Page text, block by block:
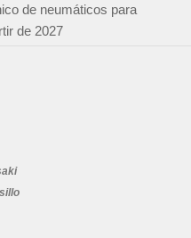
de neumáticos para
de 2027